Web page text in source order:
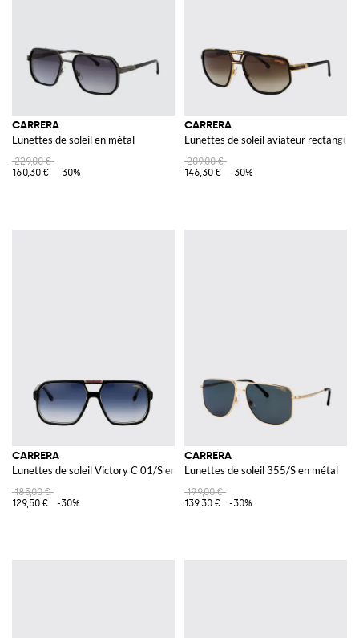
CARRERA
Lunettes de soleil en métal
229,00 €
160,30 €
-30%
CARRERA
Lunettes de soleil aviateur
209,00 €
146,30 €
-30%
CARRERA
Lunettes de soleil Victory C 01/S en acétate
185,00 €
129,50 €
-30%
CARRERA
Lunettes de soleil 355/S en métal
199,00 €
139,30 €
-30%